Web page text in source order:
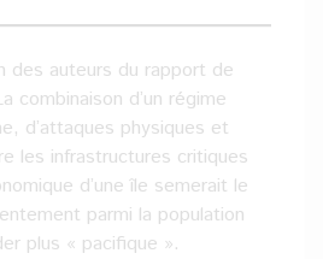
des auteurs du rapport de
combinaison d’un régime
d’attaques physiques et
les infrastructures critiques
d’une île semerait le
parmi la population
plus « pacifique ».